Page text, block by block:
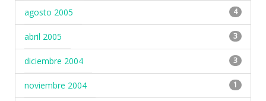
agosto 2005 4
abril 2005 3
diciembre 2004 3
noviembre 2004 1